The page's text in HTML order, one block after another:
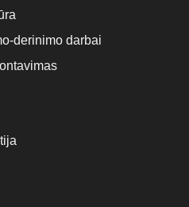
derinimo darbai